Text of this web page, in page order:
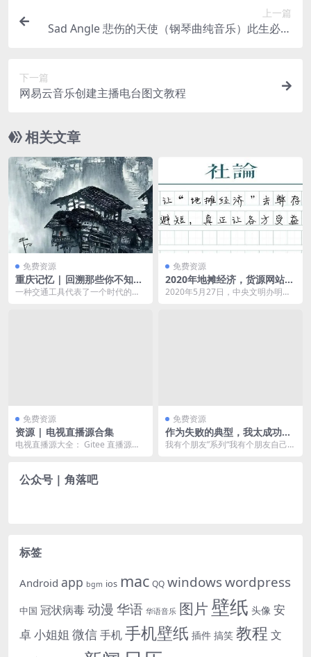
上一篇
Sad Angle 悲伤的天使（钢琴曲纯音乐）此生必听
下一篇
网易云音乐创建主播电台图文教程
相关文章
免费资源
重庆记忆 | 回溯那些你不知道
的老山城交通工具
一种交通工具代表了一个时代的印
免费资源
2020年地摊经济，货源网站资
源汇总
2020年5月27日，中央文明办明
免费资源
资源 | 电视直播源合集
电视直播源大全： Gitee 直播源目
免费资源
作为失败的典型，我太成功
了。
我有个朋友”系列“我有个朋友自己一
公众号 | 角落吧
标签
Android app bgm ios mac QQ windowswordpress
中国 冠状病毒动漫 华语 华语音乐 图片 壁纸 头像 安
卓小姐姐 微信手机手机壁纸 插件 搞笑 教程 文